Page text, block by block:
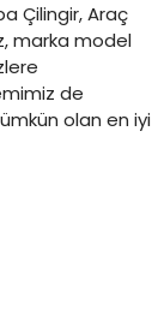
Çilingir, Araç
marka model
de
olan en iyi